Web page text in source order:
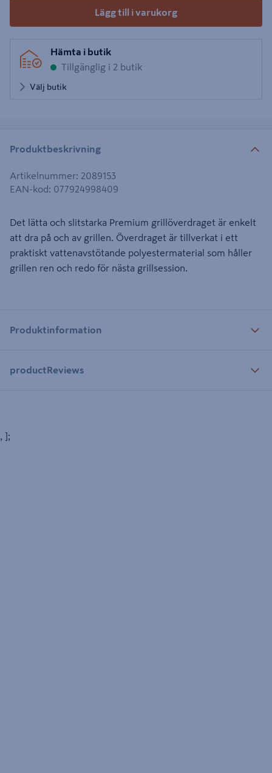
Lägg till i varukorg
Hämta i butik
Tillgänglig i 2 butik
Välj butik
Produktbeskrivning
Artikelnummer: 2089153
EAN-kod: 077924998409
Det lätta och slitstarka Premium grillöverdraget är enkelt
att dra på och av grillen. Överdraget är tillverkat i ett
praktiskt vattenavstötande polyestermaterial som håller
grillen ren och redo för nästa grillsession.
Produktinformation
productReviews
, ];